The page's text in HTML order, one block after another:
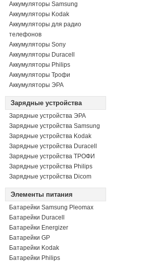
Аккумуляторы Samsung
Аккумуляторы Kodak
Аккумуляторы для радио
телефонов
Аккумуляторы Sony
Аккумуляторы Duracell
Аккумуляторы Philips
Аккумуляторы Трофи
Аккумуляторы ЭРА
Зарядные устройства
Зарядные устройства ЭРА
Зарядные устройства Samsung
Зарядные устройства Kodak
Зарядные устройства Duracell
Зарядные устройства ТРОФИ
Зарядные устройства Philips
Зарядные устройства Dicom
Элементы питания
Батарейки Samsung Pleomax
Батарейки Duracell
Батарейки Energizer
Батарейки GP
Батарейки Kodak
Батарейки Philips